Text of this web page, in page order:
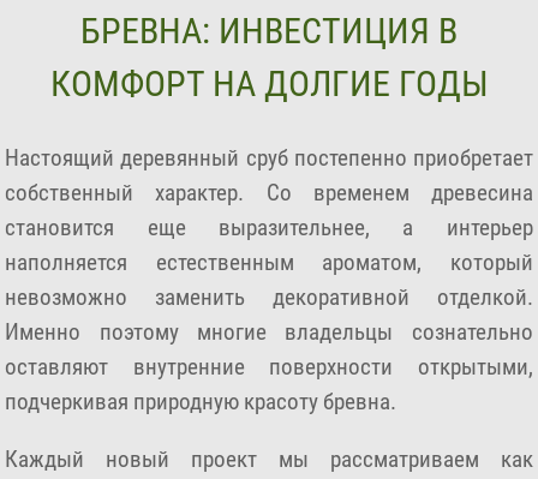
БРЕВНА: ИНВЕСТИЦИЯ В
КОМФОРТ НА ДОЛГИЕ ГОДЫ
Настоящий деревянный сруб постепенно приобретает
собственный характер. Со временем древесина
становится еще выразительнее, а интерьер
наполняется естественным ароматом, который
невозможно заменить декоративной отделкой.
Именно поэтому многие владельцы сознательно
оставляют внутренние поверхности открытыми,
подчеркивая природную красоту бревна.
Каждый новый проект мы рассматриваем как